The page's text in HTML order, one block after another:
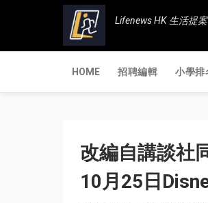
Lifenews HK 生活提
HOME 招聘編輯 小學排
改編自講談社
10月25日